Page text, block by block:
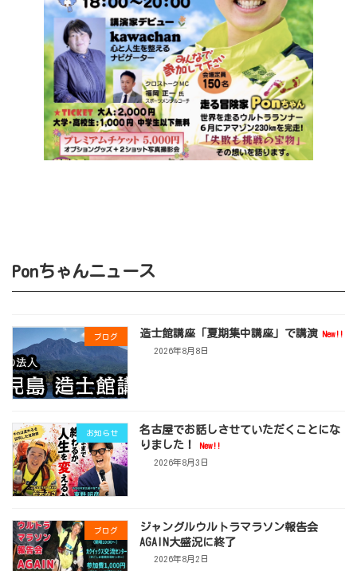
Ponちゃんニュース
ブログ 造士館講座「夏期集中講座」で講演 New!!
2026年8月8日
お知らせ
名古屋でお話しさせていただくことにな
りました！
New!!
2026年8月3日
ブログ
ジャングルウルトラマラソン報告会
AGAIN大盛況に終了
2026年8月2日